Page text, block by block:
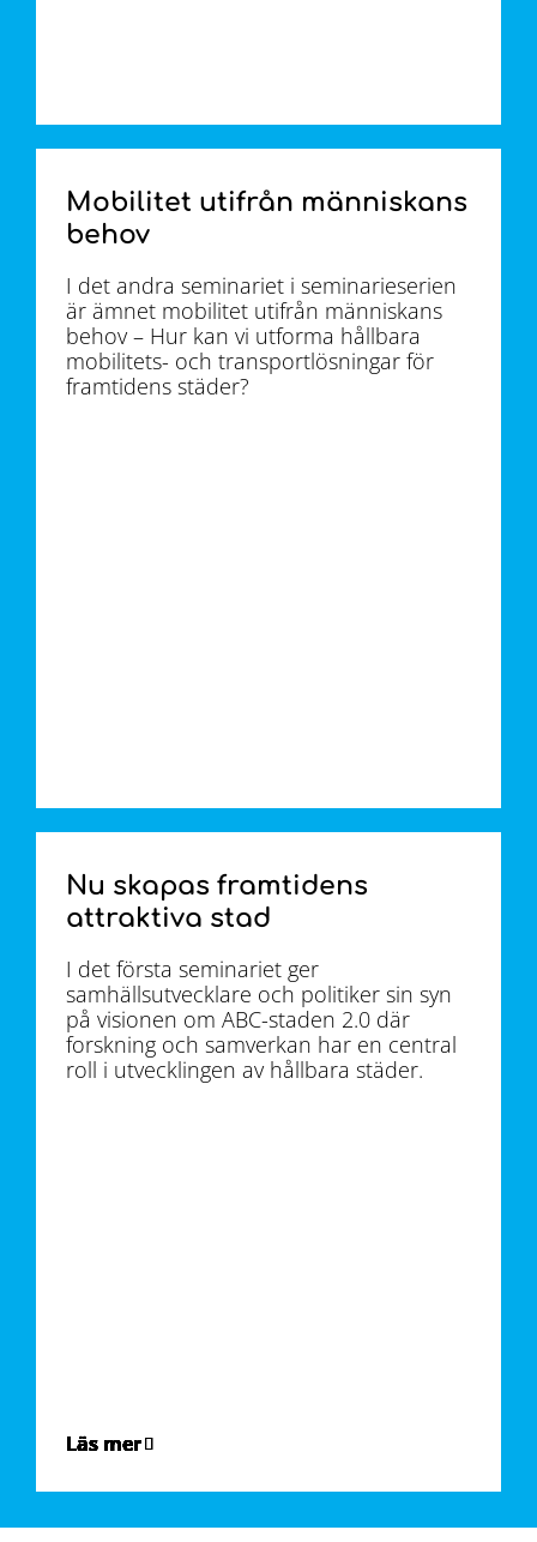
Läs mer
Läs mer
Läs mer
Läs mer
Läs mer
Läs mer
Läs mer
Läs mer
Mobilitet utifrån människans
behov
I det andra seminariet i seminarieserien
är ämnet mobilitet utifrån människans
behov – Hur kan vi utforma hållbara
mobilitets- och transportlösningar för
framtidens städer?
Läs mer
Nu skapas framtidens
attraktiva stad
I det första seminariet ger
samhällsutvecklare och politiker sin syn
på visionen om ABC-staden 2.0 där
forskning och samverkan har en central
roll i utvecklingen av hållbara städer.
Läs mer